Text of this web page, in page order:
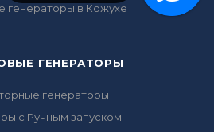
генераторы в Кожухе
ГЕНЕРАТОРЫ
генераторы
с Ручным запуском